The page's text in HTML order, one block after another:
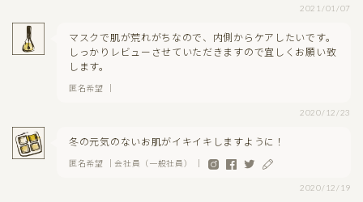
2021/01/07
マスクで肌が荒れがちなので、内側からケアしたいです。
しっかりレビューさせていただきますので宜しくお願い致
します。
匿名希望 ｜
2020/12/23
冬の元気のないお肌がイキイキしますように！
匿名希望 ｜会社員（一般社員） ｜
2020/12/19